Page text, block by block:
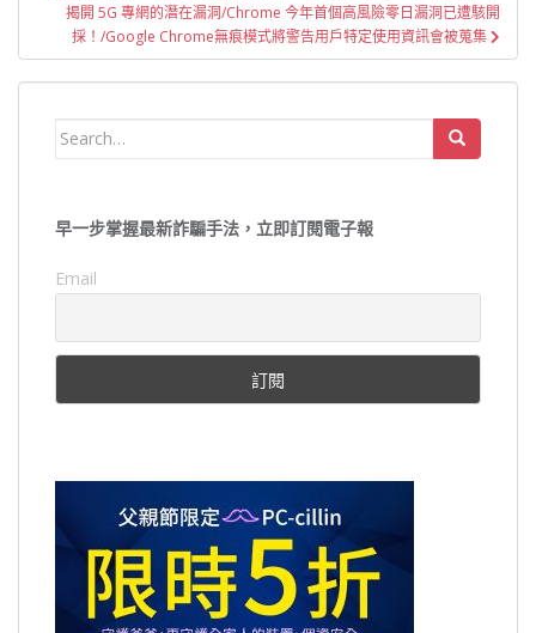
揭開 5G 專網的潛在漏洞/Chrome 今年首個高風險零日漏洞已遭駭開
採！/Google Chrome無痕模式將警告用戶特定使用資訊會被蒐集
Search
早一步掌握最新詐騙手法，立即訂閱電子報
Email